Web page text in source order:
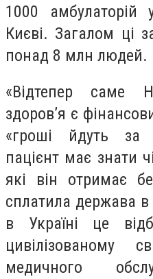
1000
Києві. Загалом ці
понад 8 млн людей.
«Відтепер саме
здоров’я є
«гроші йдуть за
пацієнт має знати
які він отримає
сплатила держава в
в Україні це
цивілізованому
медичного